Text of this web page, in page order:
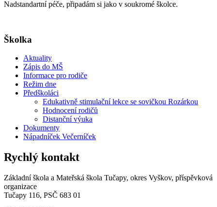
Nadstandartní péče, připadám si jako v soukromé školce.
Školka
Aktuality
Zápis do MŠ
Informace pro rodiče
Režim dne
Předškoláci
Edukativně stimulační lekce se sovičkou Rozárkou
Hodnocení rodičů
Distanční výuka
Dokumenty
Nápadníček Večerníček
Rychlý kontakt
Základní škola a Mateřská škola Tučapy, okres Vyškov, příspěvková
organizace
Tučapy 116, PSČ 683 01